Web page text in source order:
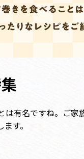
有名ですね。ご
す。